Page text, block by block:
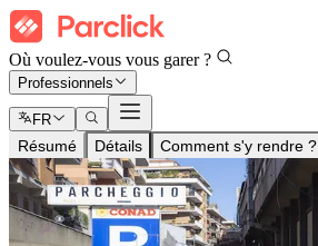
Où voulez-vous vous garer ?
Professionnels
FR
Résumé Détails Comment s'y rendre ?